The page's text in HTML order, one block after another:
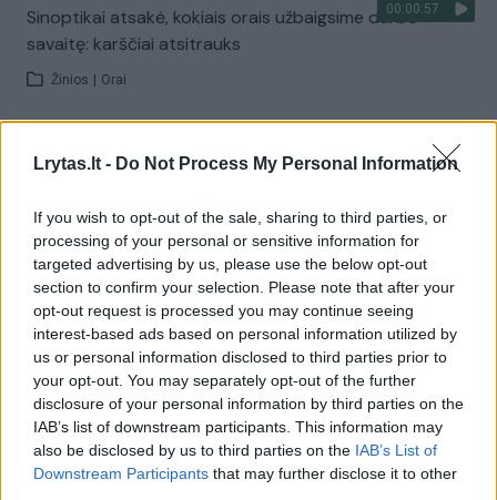
Lrytas.lt - Do Not Process My Personal Information
If you wish to opt-out of the sale, sharing to third parties, or
processing of your personal or sensitive information for
targeted advertising by us, please use the below opt-out
section to confirm your selection. Please note that after your
opt-out request is processed you may continue seeing
interest-based ads based on personal information utilized by
us or personal information disclosed to third parties prior to
your opt-out. You may separately opt-out of the further
disclosure of your personal information by third parties on the
IAB’s list of downstream participants. This information may
also be disclosed by us to third parties on the IAB’s List of
Downstream Participants that may further disclose it to other
00:00:57
Sinoptikai atsakė, kokiais orais užbaigsime darbo
savaitę: karščiai atsitrauks
Žinios Orai
Visi įrašai
Žiūrimiausi įrašai
00:00:30
Vaizdai iš tragiškos avarijos Vilniaus r.: dviejų moterų ir
vaiko gyvybių išgelbėti nepavyko
Žinios | Lietuvos diena
00:00:57
Savaitės vidurys nusimato karštas: temperatūra kils iki